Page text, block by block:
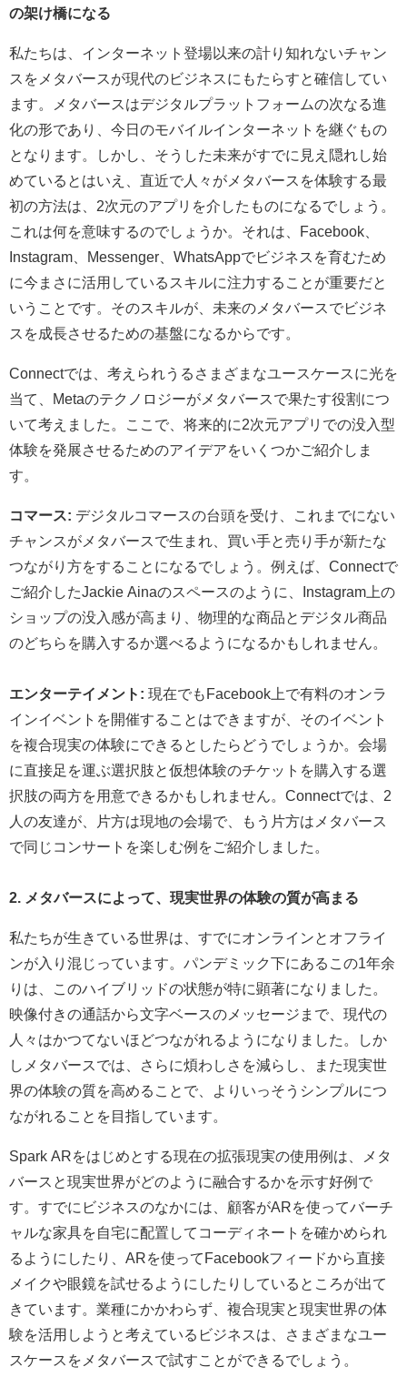
の架け橋になる
私たちは、インターネット登場以来の計り知れないチャン
スをメタバースが現代のビジネスにもたらすと確信してい
ます。メタバースはデジタルプラットフォームの次なる進
化の形であり、今日のモバイルインターネットを継ぐもの
となります。しかし、そうした未来がすでに見え隠れし始
めているとはいえ、直近で人々がメタバースを体験する最
初の方法は、2次元のアプリを介したものになるでしょう。
これは何を意味するのでしょうか。それは、Facebook、
Instagram、Messenger、WhatsAppでビジネスを育むため
に今まさに活用しているスキルに注力することが重要だと
いうことです。そのスキルが、未来のメタバースでビジネ
スを成長させるための基盤になるからです。
Connectでは、考えられうるさまざまなユースケースに光を
当て、Metaのテクノロジーがメタバースで果たす役割につ
いて考えました。ここで、将来的に2次元アプリでの没入型
体験を発展させるためのアイデアをいくつかご紹介しま
す。
コマース: デジタルコマースの台頭を受け、これまでにない
チャンスがメタバースで生まれ、買い手と売り手が新たな
つながり方をすることになるでしょう。例えば、Connectで
ご紹介したJackie Ainaのスペースのように、Instagram上の
ショップの没入感が高まり、物理的な商品とデジタル商品
のどちらを購入するか選べるようになるかもしれません。
エンターテイメント: 現在でもFacebook上で有料のオンラ
インイベントを開催することはできますが、そのイベント
を複合現実の体験にできるとしたらどうでしょうか。会場
に直接足を運ぶ選択肢と仮想体験のチケットを購入する選
択肢の両方を用意できるかもしれません。Connectでは、2
人の友達が、片方は現地の会場で、もう片方はメタバース
で同じコンサートを楽しむ例をご紹介しました。
2. メタバースによって、現実世界の体験の質が高まる
私たちが生きている世界は、すでにオンラインとオフライ
ンが入り混じっています。パンデミック下にあるこの1年余
りは、このハイブリッドの状態が特に顕著になりました。
映像付きの通話から文字ベースのメッセージまで、現代の
人々はかつてないほどつながれるようになりました。しか
しメタバースでは、さらに煩わしさを減らし、また現実世
界の体験の質を高めることで、よりいっそうシンプルにつ
ながれることを目指しています。
Spark ARをはじめとする現在の拡張現実の使用例は、メタ
バースと現実世界がどのように融合するかを示す好例で
す。すでにビジネスのなかには、顧客がARを使ってバーチ
ャルな家具を自宅に配置してコーディネートを確かめられ
るようにしたり、ARを使ってFacebookフィードから直接
メイクや眼鏡を試せるようにしたりしているところが出て
きています。業種にかかわらず、複合現実と現実世界の体
験を活用しようと考えているビジネスは、さまざまなユー
スケースをメタバースで試すことができるでしょう。